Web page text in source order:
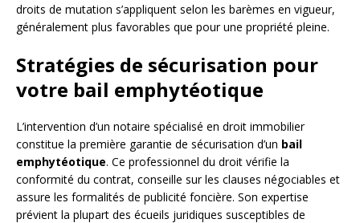
droits de mutation s’appliquent selon les barèmes en vigueur,
généralement plus favorables que pour une propriété pleine.
Stratégies de sécurisation pour
votre bail emphytéotique
L’intervention d’un notaire spécialisé en droit immobilier
constitue la première garantie de sécurisation d’un bail
emphytéotique. Ce professionnel du droit vérifie la
conformité du contrat, conseille sur les clauses négociables et
assure les formalités de publicité foncière. Son expertise
prévient la plupart des écueils juridiques susceptibles de